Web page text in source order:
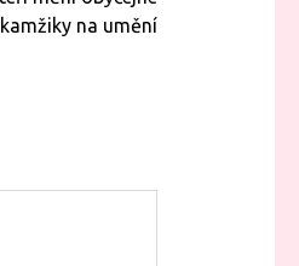
na umění